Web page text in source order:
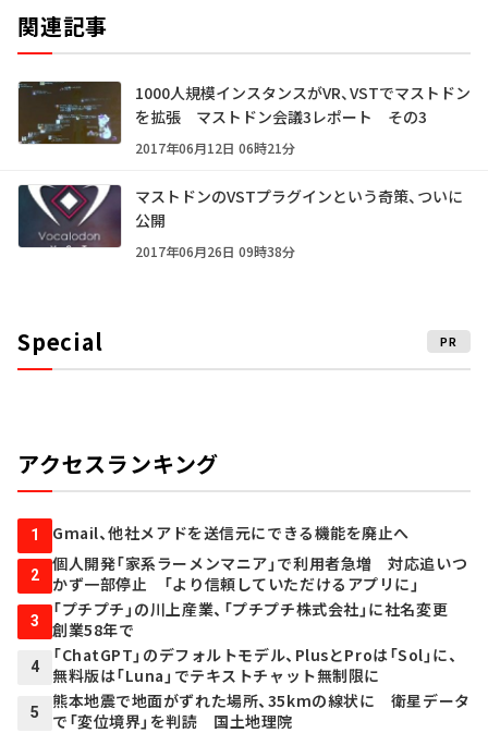
関連記事
1000人規模インスタンスがVR、VSTでマストドン
を拡張 マストドン会議3レポート その3
2017年06月12日 06時21分
マストドンのVSTプラグインという奇策、ついに
公開
2017年06月26日 09時38分
Special PR
アクセスランキング
1 Gmail、他社メアドを送信元にできる機能を廃止へ
2
個人開発「家系ラーメンマニア」で利用者急増 対応追いつ
かず一部停止 「より信頼していただけるアプリに」
3
「プチプチ」の川上産業、「プチプチ株式会社」に社名変更
創業58年で
4
「ChatGPT」のデフォルトモデル、PlusとProは「Sol」に、
無料版は「Luna」でテキストチャット無制限に
5
熊本地震で地面がずれた場所、35kmの線状に 衛星データ
で「変位境界」を判読 国土地理院